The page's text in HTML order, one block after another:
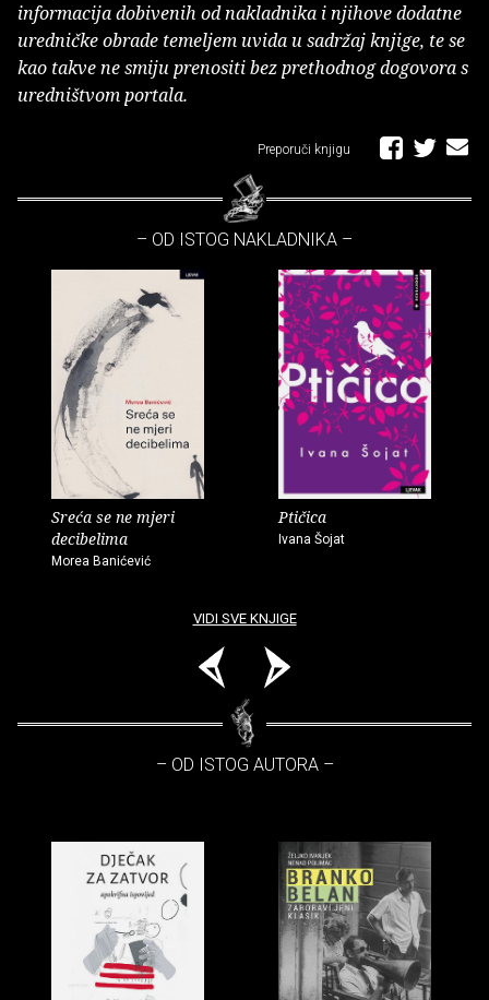
informacija dobivenih od nakladnika i njihove dodatne
uredničke obrade temeljem uvida u sadržaj knjige, te se
kao takve ne smiju prenositi bez prethodnog dogovora s
uredništvom portala.
Preporuči knjigu
– OD ISTOG NAKLADNIKA –
Sreća se ne mjeri
decibelima
Morea Banićević
Ptičica
Ivana Šojat
VIDI SVE KNJIGE
– OD ISTOG AUTORA –